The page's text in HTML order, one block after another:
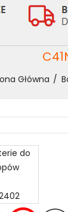
Główna